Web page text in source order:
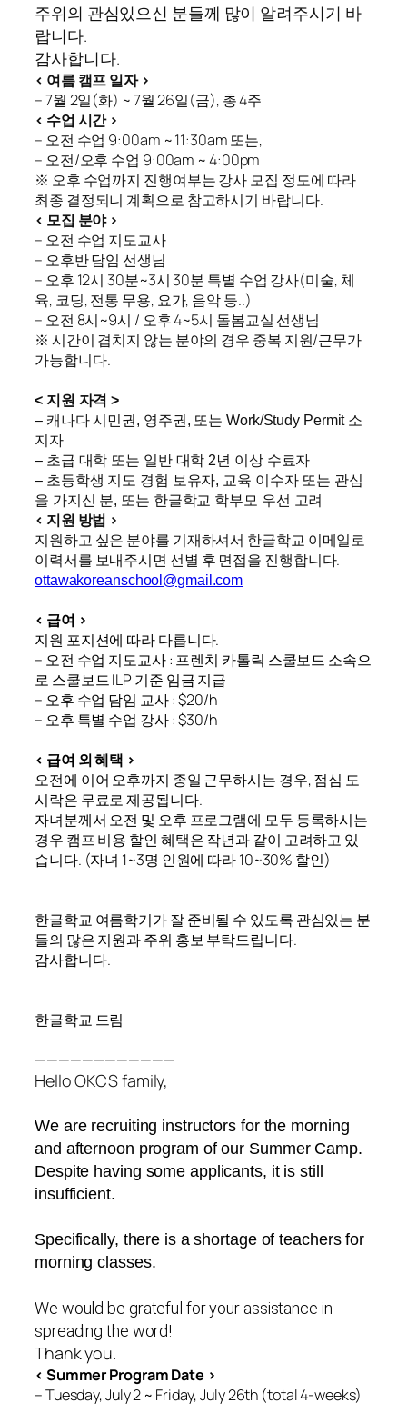
주위의 관심있으신 분들께 많이 알려주시기 바
랍니다.
감사합니다.
< 여름 캠프 일자 >
– 7월 2일(화) ~ 7월 26일(금), 총 4주
< 수업 시간 >
– 오전 수업 9:00am ~ 11:30am 또는,
– 오전/오후 수업 9:00am ~ 4:00pm
※ 오후 수업까지 진행여부는 강사 모집 정도에 따라
최종 결정되니 계획으로 참고하시기 바랍니다.
< 모집 분야 >
– 오전 수업 지도교사
– 오후반 담임 선생님
– 오후 12시 30분~3시 30분 특별 수업 강사(미술, 체
육, 코딩, 전통 무용, 요가, 음악 등..)
– 오전 8시~9시 / 오후 4~5시 돌봄교실 선생님
※ 시간이 겹치지 않는 분야의 경우 중복 지원/근무가
가능합니다.
< 지원 자격 >
– 캐나다 시민권, 영주권, 또는 Work/Study Permit 소
지자
– 초급 대학 또는 일반 대학 2년 이상 수료자
– 초등학생 지도 경험 보유자, 교육 이수자 또는 관심
을 가지신 분, 또는 한글학교 학부모 우선 고려
< 지원 방법 >
지원하고 싶은 분야를 기재하셔서 한글학교 이메일로
이력서를 보내주시면 선별 후 면접을 진행합니다.
ottawakoreanschool@gmail.com
< 급여 >
지원 포지션에 따라 다릅니다.
– 오전 수업 지도교사 : 프렌치 카톨릭 스쿨보드 소속으
로 스쿨보드 ILP 기준 임금 지급
– 오후 수업 담임 교사 : $20/h
– 오후 특별 수업 강사 : $30/h
< 급여 외 혜택 >
오전에 이어 오후까지 종일 근무하시는 경우, 점심 도
시락은 무료로 제공됩니다.
자녀분께서 오전 및 오후 프로그램에 모두 등록하시는
경우 캠프 비용 할인 혜택은 작년과 같이 고려하고 있
습니다. (자녀 1~3명 인원에 따라 10~30% 할인)
한글학교 여름학기가 잘 준비될 수 있도록 관심있는 분
들의 많은 지원과 주위 홍보 부탁드립니다.
감사합니다.
한글학교 드림
————————————
Hello OKCS family,
We are recruiting instructors for the morning
and afternoon program of our Summer Camp.
Despite having some applicants, it is still
insufficient.
Specifically, there is a shortage of teachers for
morning classes.
We would be grateful for your assistance in
spreading the word!
Thank you.
< Summer Program Date >
– Tuesday, July 2 ~ Friday, July 26th (total 4-weeks)